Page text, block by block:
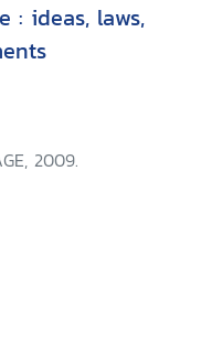
: ideas, laws,
2009.